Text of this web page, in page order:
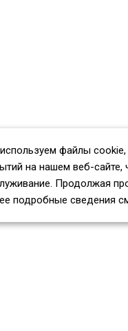
файлы cookie,
на нашем веб-сайте,
Продолжая
подробные сведения